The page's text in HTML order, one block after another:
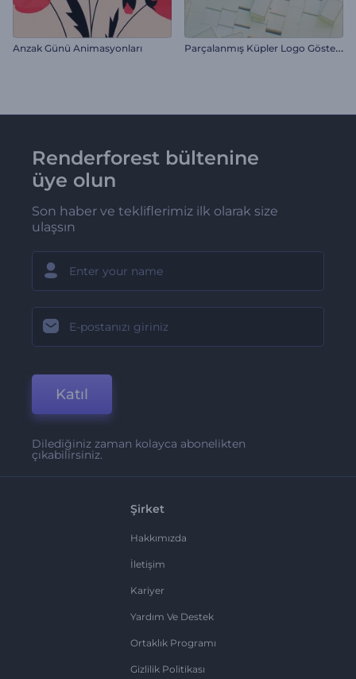
Anzak Günü Animasyonları P
arçalanmış Küpler Logo Gösterimi
Renderforest bültenine
üye olun
Son haber ve tekliflerimiz ilk olarak size
ulaşsın
Katıl
Dilediğiniz zaman kolayca abonelikten
çıkabilirsiniz.
Şirket
Hakkımızda
İletişim
Kariyer
Yardım Ve Destek
Ortaklık Programı
Gizlilik Politikası